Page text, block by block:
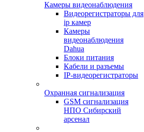
Камеры видеонаблюдения
Видеорегистраторы для
ip камер
Камеры
видеонаблюдения
Dahua
Блоки питания
Кабели и разъемы
IP-видеорегистраторы
Охранная сигнализация
GSM сигнализация
НПО Сибирский
арсенал